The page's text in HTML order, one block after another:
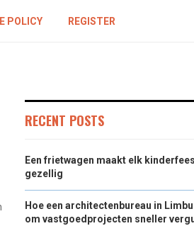
POLICY REGISTER
RECENT POSTS
Een frietwagen maakt elk
gezellig
Hoe een architectenbureau in
om vastgoedprojecten sneller